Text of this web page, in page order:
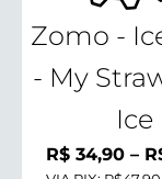
Zomo -
- My
Ice
R$34,90 –